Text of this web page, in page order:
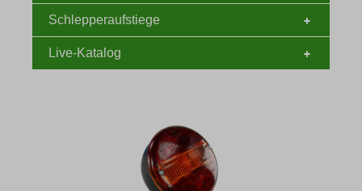
Schlepperaufstiege
Live-Katalog